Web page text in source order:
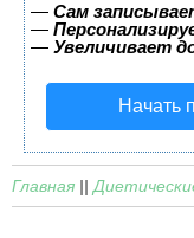
— Сам
—
— Увеличивает
Начать
Главная ||